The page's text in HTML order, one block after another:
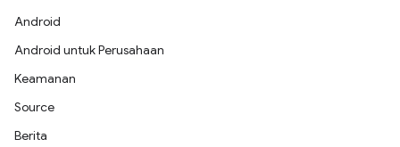
Android
Android untuk Perusahaan
Keamanan
Source
Berita